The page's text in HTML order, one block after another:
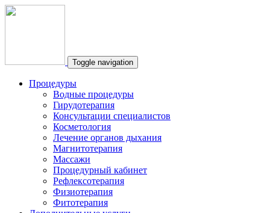
Toggle navigation
Процедуры
Водные процедуры
Гирудотерапия
Консультации специалистов
Косметология
Лечение органов дыхания
Магнитотерапия
Массажи
Процедурный кабинет
Рефлексотерапия
Физиотерапия
Фитотерапия